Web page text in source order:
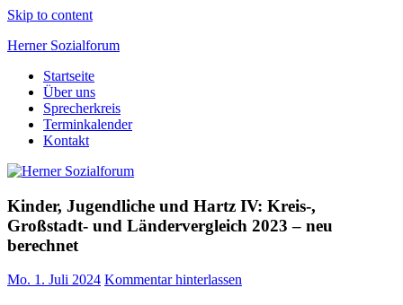
Skip to content
Herner Sozialforum
Bündnis für Arbeit und soziale Gerechtigkeit
Startseite
Über uns
Sprecherkreis
Terminkalender
Kontakt
Kinder, Jugendliche und Hartz IV: Kreis-,
Großstadt- und Ländervergleich 2023 – neu
berechnet
Mo. 1. Juli 2024 Kommentar hinterlassen